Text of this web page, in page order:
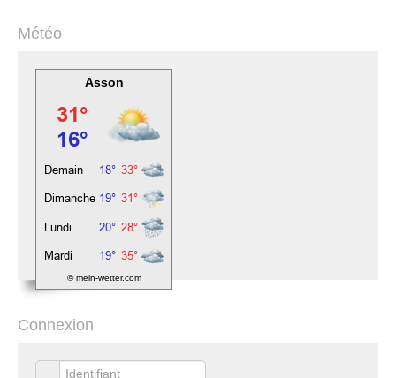
Météo
Asson
© mein-wetter.com
Connexion